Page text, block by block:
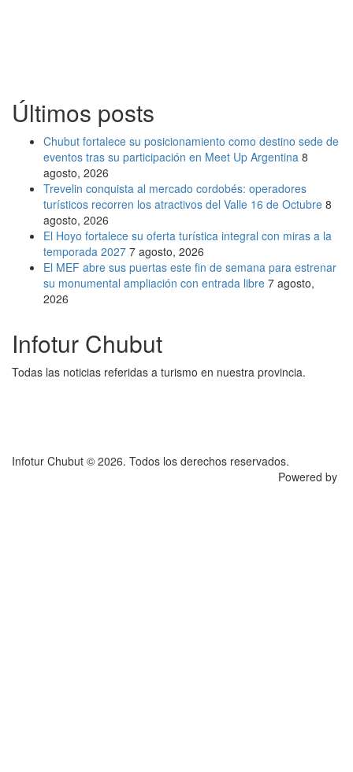
Últimos posts
Chubut fortalece su posicionamiento como destino sede de
eventos tras su participación en Meet Up Argentina 8
agosto, 2026
Trevelin conquista al mercado cordobés: operadores
turísticos recorren los atractivos del Valle 16 de Octubre 8
agosto, 2026
El Hoyo fortalece su oferta turística integral con miras a la
temporada 2027 7 agosto, 2026
El MEF abre sus puertas este fin de semana para estrenar
su monumental ampliación con entrada libre 7 agosto,
2026
Infotur Chubut
Todas las noticias referidas a turismo en nuestra provincia.
Infotur Chubut © 2026. Todos los derechos reservados.
Powered by